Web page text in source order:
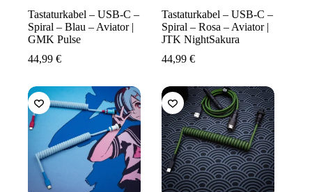
Tastaturkabel – USB-C –
Spiral – Blau – Aviator |
GMK Pulse
44,99 €
Tastaturkabel – USB-C –
Spiral – Rosa – Aviator |
JTK NightSakura
44,99€